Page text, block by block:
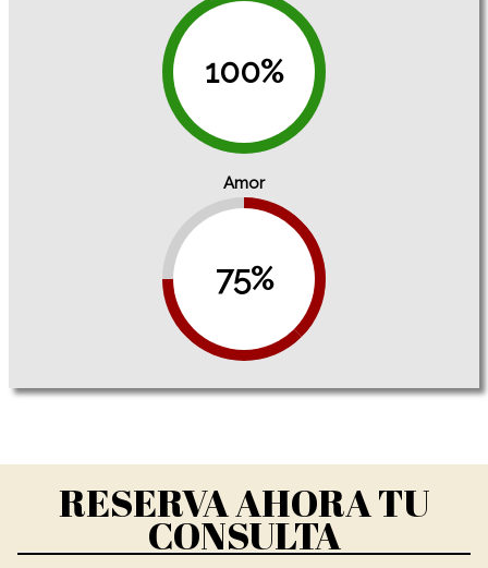
100%
Amor
75%
RESERVA AHORA TU
CONSULTA